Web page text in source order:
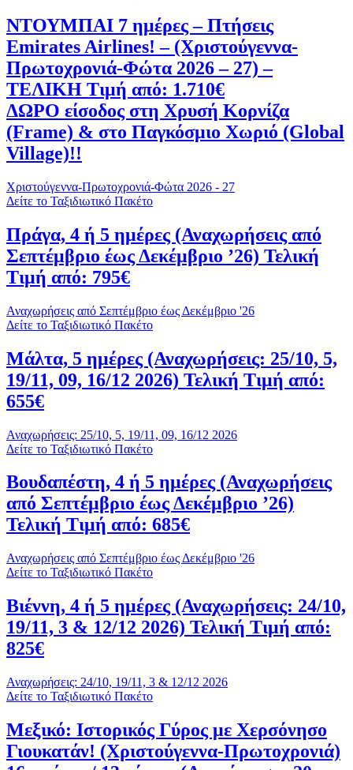
ΝΤΟΥΜΠΑΙ 7 ημέρες – Πτήσεις
Emirates Airlines! – (Χριστούγεννα-
Πρωτοχρονιά-Φώτα 2026 – 27) –
ΤΕΛΙΚΗ Τιμή από: 1.710€
ΔΩΡΟ είσοδος στη Χρυσή Κορνίζα
(Frame) & στο Παγκόσμιο Χωριό (Global
Village)!!
Χριστούγεννα-Πρωτοχρονιά-Φώτα 2026 - 27
Δείτε το Ταξιδιωτικό Πακέτο
Πράγα, 4 ή 5 ημέρες (Αναχωρήσεις από
Σεπτέμβριο έως Δεκέμβριο ’26) Τελική
Τιμή από: 795€
Αναχωρήσεις από Σεπτέμβριο έως Δεκέμβριο '26
Δείτε το Ταξιδιωτικό Πακέτο
Μάλτα, 5 ημέρες (Αναχωρήσεις: 25/10, 5,
19/11, 09, 16/12 2026) Τελική Τιμή από:
655€
Αναχωρήσεις: 25/10, 5, 19/11, 09, 16/12 2026
Δείτε το Ταξιδιωτικό Πακέτο
Βουδαπέστη, 4 ή 5 ημέρες (Αναχωρήσεις
από Σεπτέμβριο έως Δεκέμβριο ’26)
Τελική Τιμή από: 685€
Αναχωρήσεις από Σεπτέμβριο έως Δεκέμβριο '26
Δείτε το Ταξιδιωτικό Πακέτο
Βιέννη, 4 ή 5 ημέρες (Αναχωρήσεις: 24/10,
19/11, 3 & 12/12 2026) Τελική Τιμή από:
825€
Αναχωρήσεις: 24/10, 19/11, 3 & 12/12 2026
Δείτε το Ταξιδιωτικό Πακέτο
Μεξικό: Ιστορικός Γύρος με Χερσόνησο
Γιουκατάν! (Χριστούγεννα-Πρωτοχρονιά)